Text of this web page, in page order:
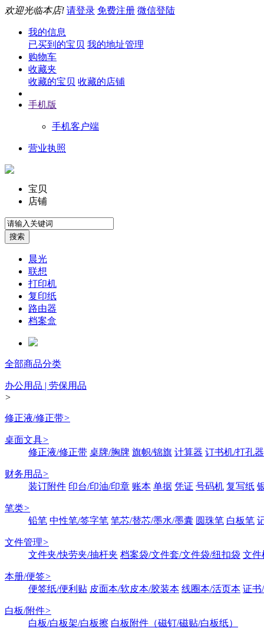
欢迎光临本店! 请登录 免费注册 微信登陆
我的信息
已买到的宝贝 我的地址管理
购物车
收藏夹
收藏的宝贝 收藏的店铺
手机版
手机客户端
营业执照
宝贝
店铺
晨光
联想
打印机
复印纸
路由器
档案盒
全部商品分类
办公用品 | 劳保用品
>
修正液/修正带>
桌面文具>
修正液/修正带 桌牌/胸牌 旗帜/锦旗 计算器 订书机/打孔器
财务用品>
装订附件 印台/印油/印章 账本 单据 凭证 号码机 复写纸
笔类>
铅笔 中性笔/签字笔 笔芯/替芯/墨水/墨囊 圆珠笔 白板笔
文件管理>
文件夹/快劳夹/抽杆夹 档案袋/文件套/文件袋/纽扣袋 文件
本册/便签>
便签纸/便利贴 皮面本/软皮本/胶装本 线圈本/活页本 证书
白板/附件>
白板/白板架/白板擦 白板附件（磁钉/磁贴/白板纸）